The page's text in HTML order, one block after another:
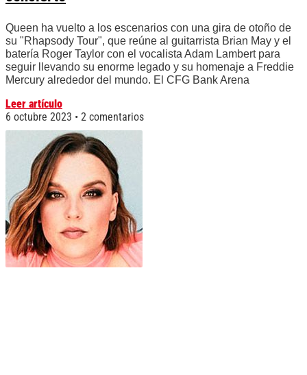
Queen ha vuelto a los escenarios con una gira de otoño de
su "Rhapsody Tour", que reúne al guitarrista Brian May y el
batería Roger Taylor con el vocalista Adam Lambert para
seguir llevando su enorme legado y su homenaje a Freddie
Mercury alrededor del mundo. El CFG Bank Arena
Leer artículo
6 octubre 2023
2 comentarios